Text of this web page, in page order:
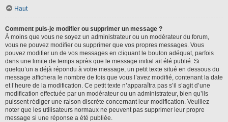
Haut
Comment puis-je modifier ou supprimer un message ?
À moins que vous ne soyez un administrateur ou un modérateur du forum,
vous ne pouvez modifier ou supprimer que vos propres messages. Vous
pouvez modifier un de vos messages en cliquant le bouton adéquat, parfois
dans une limite de temps après que le message initial ait été publié. Si
quelqu’un a déjà répondu à votre message, un petit texte situé en dessous du
message affichera le nombre de fois que vous l’avez modifié, contenant la date
et l’heure de la modification. Ce petit texte n’apparaîtra pas s’il s’agit d’une
modification effectuée par un modérateur ou un administrateur, bien qu’ils
puissent rédiger une raison discrète concernant leur modification. Veuillez
noter que les utilisateurs normaux ne peuvent pas supprimer leur propre
message si une réponse a été publiée.